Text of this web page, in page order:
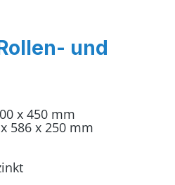
und
x 450 mm
586 x 250 mm